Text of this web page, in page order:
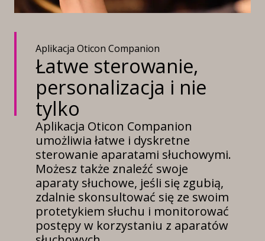
Aplikacja Oticon Companion
Łatwe sterowanie,
personalizacja i nie
tylko
Aplikacja Oticon Companion
umożliwia łatwe i dyskretne
sterowanie aparatami słuchowymi.
Możesz także znaleźć swoje
aparaty słuchowe, jeśli się zgubią,
zdalnie skonsultować się ze swoim
protetykiem słuchu i monitorować
postępy w korzystaniu z aparatów